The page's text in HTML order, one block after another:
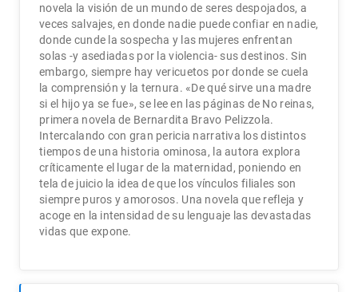
novela la visión de un mundo de seres despojados, a
veces salvajes, en donde nadie puede confiar en nadie,
donde cunde la sospecha y las mujeres enfrentan
solas -y asediadas por la violencia- sus destinos. Sin
embargo, siempre hay vericuetos por donde se cuela
la comprensión y la ternura. «De qué sirve una madre
si el hijo ya se fue», se lee en las páginas de No reinas,
primera novela de Bernardita Bravo Pelizzola.
Intercalando con gran pericia narrativa los distintos
tiempos de una historia ominosa, la autora explora
críticamente el lugar de la maternidad, poniendo en
tela de juicio la idea de que los vínculos filiales son
siempre puros y amorosos. Una novela que refleja y
acoge en la intensidad de su lenguaje las devastadas
vidas que expone.